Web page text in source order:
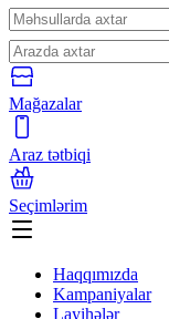
Mağazalar
Araz tətbiqi
Seçimlərim
Haqqımızda
Kampaniyalar
Layihələr